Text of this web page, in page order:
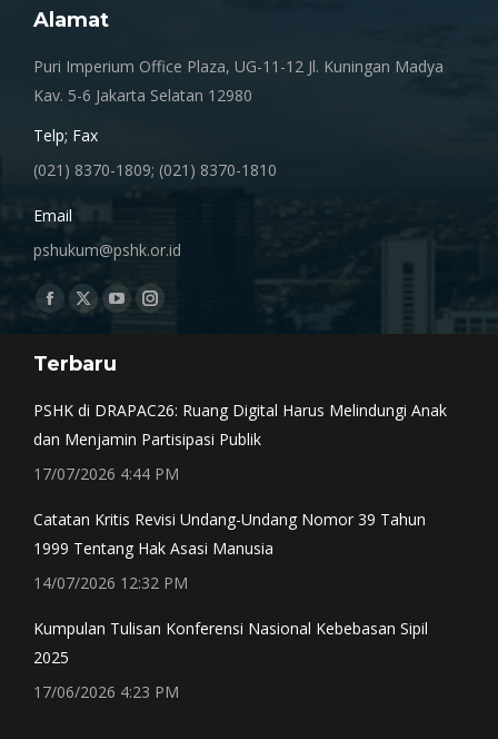
Alamat
Puri Imperium Office Plaza, UG-11-12 Jl. Kuningan Madya
Kav. 5-6 Jakarta Selatan 12980
Telp; Fax
(021) 8370-1809; (021) 8370-1810
Email
pshukum@pshk.or.id
Find us on:
Facebook
opens
window
X
opens
window
YouTube
opens
Instagram
window
Terbaru
PSHK di DRAPAC26: Ruang Digital Harus Melindungi Anak
dan Menjamin Partisipasi Publik
17/07/2026 4:44 PM
Catatan Kritis Revisi Undang-Undang Nomor 39 Tahun
1999 Tentang Hak Asasi Manusia
14/07/2026 12:32 PM
Kumpulan Tulisan Konferensi Nasional Kebebasan Sipil
2025
17/06/2026 4:23 PM